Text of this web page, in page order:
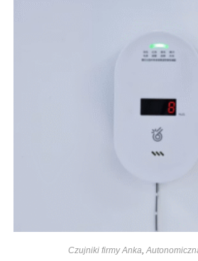
Czujniki firmy Anka,